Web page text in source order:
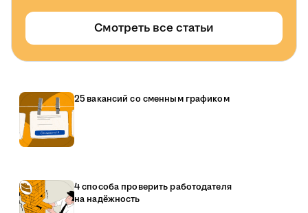
Смотреть все статьи
25 вакансий со сменным графиком
4 способа проверить работодателя
на надёжность